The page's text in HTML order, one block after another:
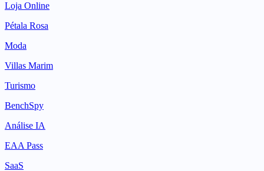
Loja Online
Pétala Rosa
Moda
Villas Marim
Turismo
BenchSpy
Análise IA
EAA Pass
SaaS